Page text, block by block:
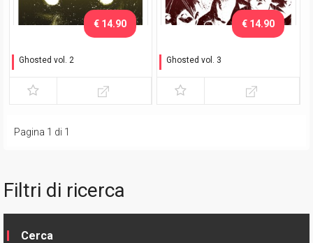
Ghosted vol. 2
€ 14.90
Ghosted vol. 3
€ 14.90
Pagina 1 di 1
Filtri di ricerca
Cerca